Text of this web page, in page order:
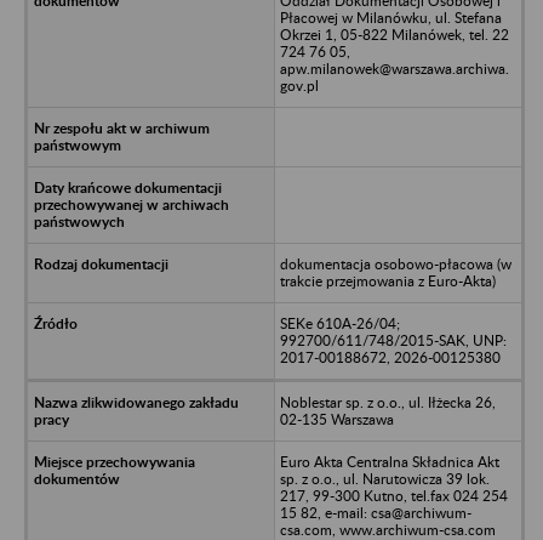
Płacowej w Milanówku, ul. Stefana
Okrzei 1, 05-822 Milanówek, tel. 22
724 76 05,
apw.milanowek@warszawa.archiwa.
gov.pl
dokumentacja osobowo-płacowa (w
trakcie przejmowania z Euro-Akta)
SEKe 610A-26/04;
992700/611/748/2015-SAK, UNP:
2017-00188672, 2026-00125380
Noblestar sp. z o.o., ul. Iłżecka 26,
02-135 Warszawa
Euro Akta Centralna Składnica Akt
sp. z o.o., ul. Narutowicza 39 lok.
217, 99-300 Kutno, tel.fax 024 254
15 82, e-mail: csa@archiwum-
csa.com, www.archiwum-csa.com